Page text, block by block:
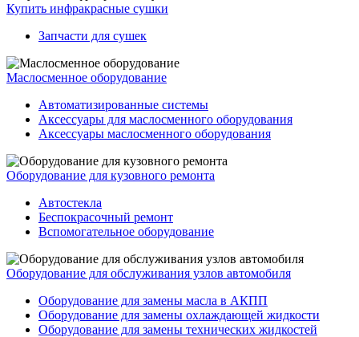
Купить инфракрасные сушки
Запчасти для сушек
Маслосменное оборудование
Автоматизированные системы
Аксессуары для маслосменного оборудования
Аксессуары маслосменного оборудования
Оборудование для кузовного ремонта
Автостекла
Беспокрасочный ремонт
Вспомогательное оборудование
Оборудование для обслуживания узлов автомобиля
Оборудование для замены масла в АКПП
Оборудование для замены охлаждающей жидкости
Оборудование для замены технических жидкостей